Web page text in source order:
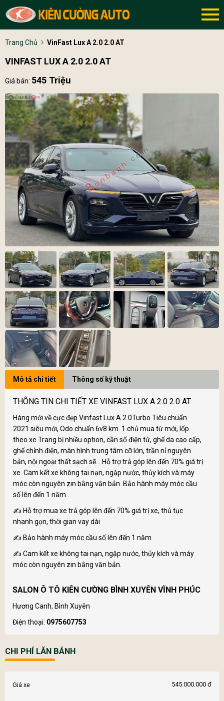
Trang Chủ VinFast Lux A 2.0 2.0 AT
VINFAST LUX A 2.0 2.0 AT
Giá bán: 545 Triệu
Mô tả chi tiết Thông số kỹ thuật
THÔNG TIN CHI TIẾT XE VINFAST LUX A 2.0 2.0 AT
Hàng mới về cực đẹp Vinfast Lux A 2.0Turbo Tiêu chuẩn
2021 siêu mới, Odo chuẩn 6v8 km. 1 chủ mua từ mới, lốp
theo xe Trang bị nhiều option, cần số điện tử, ghế da cao cấp,
ghế chỉnh điện, màn hình trung tâm cỡ lớn, trần nỉ nguyên
bản, nội ngoại thất sạch sẽ... Hỗ trợ trả góp lên đến 70% giá trị
xe. Cam kết xe không tai nạn, ngập nước, thủy kích và máy
móc còn nguyên zin bằng văn bản. Bảo hành máy móc cầu
số lên đến 1 năm..
✍ Hỗ trợ mua xe trả góp lên đến 70% giá trị xe, thủ tục
nhanh gọn, thời gian vay dài
✍ Bảo hành máy móc cầu số lên đến 1 năm
✍ Cam kết xe không tai nạn, ngập nước, thủy kích và máy
móc còn nguyên zin bằng văn bản.
SALON Ô TÔ KIÊN CƯỜNG BÌNH XUYÊN VĨNH PHÚC
Hương Canh, Bình Xuyên
Điện thoại: 0975607753
CHI PHÍ LĂN BÁNH
Giá xe 545.000.000 đ